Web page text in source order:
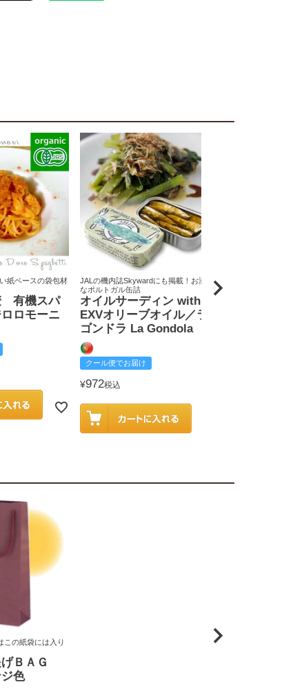
紙ベースの袋包材
有機スパ
ロモーニ
JALの機内誌Skywardにも掲載！お洒落
なポルトガル缶詰
オイルサーディン with
EXVオリーブオイル／ラ
ゴンドラ La Gondola
クール便でお届け
¥972税込
の紙袋には入り
げＢＡＧ
色